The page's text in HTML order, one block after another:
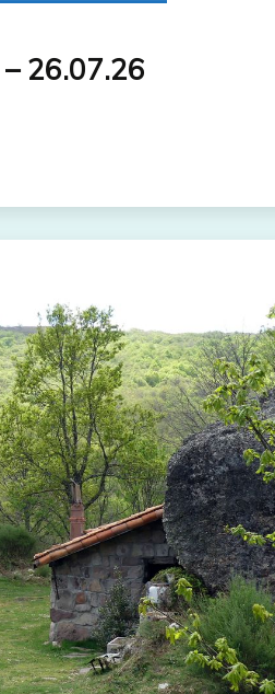
– 26.07.26